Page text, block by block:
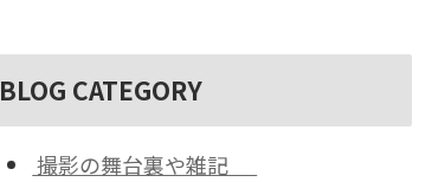
BLOG CATEGORY
撮影の舞台裏や雑記